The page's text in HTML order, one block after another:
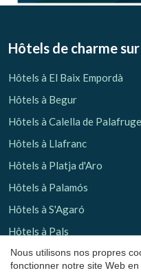
Hôtels de charme
Hôtels à El Baix Empordà
Hôtels à Begur
Hôtels à Calella de
Hôtels à Llafranc
Hôtels à Platja d'Aro
Hôtels à Palamós
Hôtels à S'Agaró
Hôtels à Pals
Hôtels à Peratallada
Nous utilisons nos propres
fonctionner notre site Web
Enregistrer les